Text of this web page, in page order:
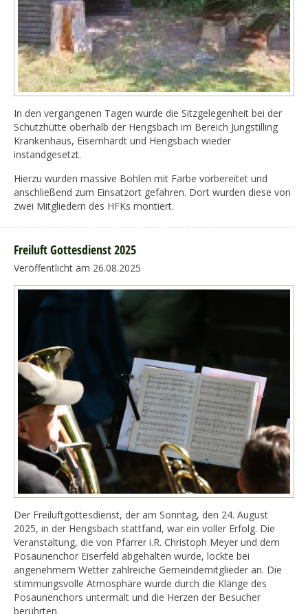
In den vergangenen Tagen wurde die Sitzgelegenheit bei der
Schutzhütte oberhalb der Hengsbach im Bereich Jungstilling
Krankenhaus, Eisernhardt und Hengsbach wieder
instandgesetzt.
Hierzu wurden massive Bohlen mit Farbe vorbereitet und
anschließend zum Einsatzort gefahren. Dort wurden diese von
zwei Mitgliedern des HFKs montiert.
Freiluft Gottesdienst 2025
Veröffentlicht am 26.08.2025
Der Freiluftgottesdienst, der am Sonntag, den 24. August
2025, in der Hengsbach stattfand, war ein voller Erfolg. Die
Veranstaltung, die von Pfarrer i.R. Christoph Meyer und dem
Posaunenchor Eiserfeld abgehalten wurde, lockte bei
angenehmem Wetter zahlreiche Gemeindemitglieder an. Die
stimmungsvolle Atmosphäre wurde durch die Klänge des
Posaunenchors untermalt und die Herzen der Besucher
berührten.